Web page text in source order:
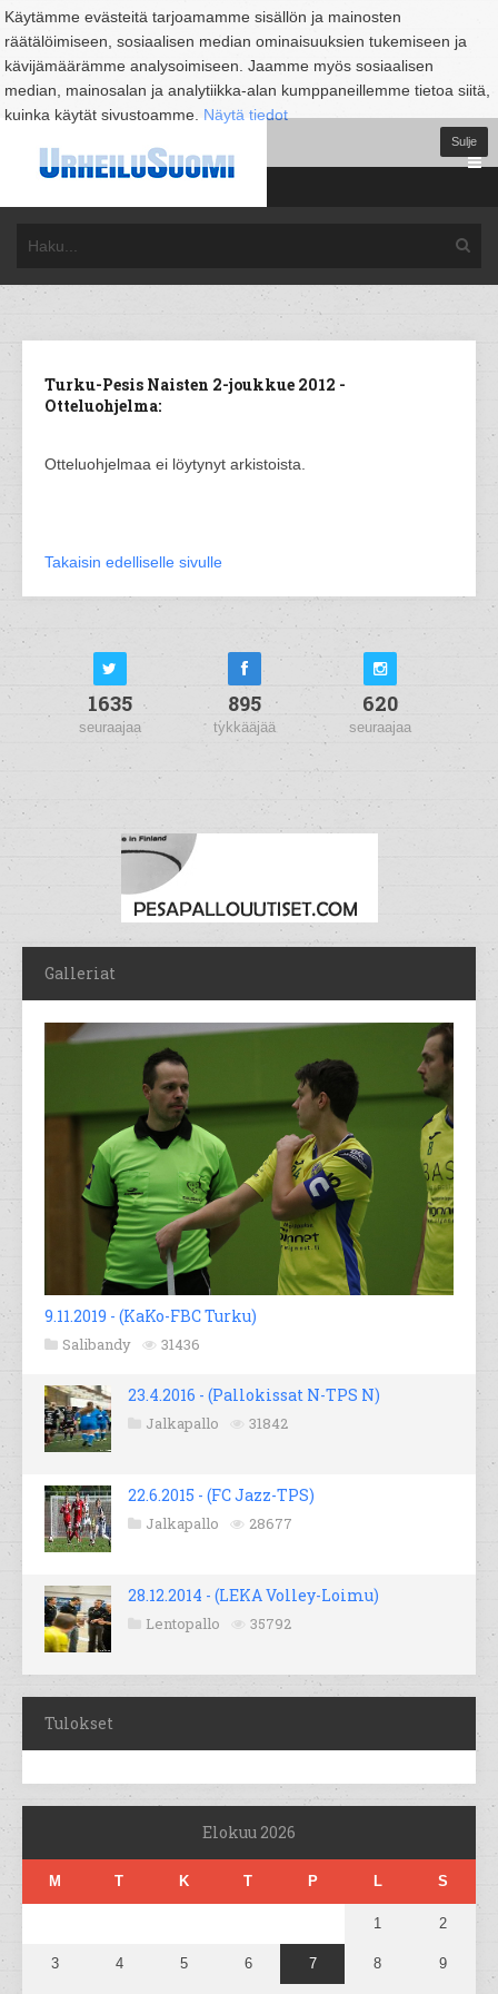
Käytämme evästeitä tarjoamamme sisällön ja mainosten
räätälöimiseen, sosiaalisen median ominaisuuksien tukemiseen ja
kävijämäärämme analysoimiseen. Jaamme myös sosiaalisen
median, mainosalan ja analytiikka-alan kumppaneillemme tietoa siitä,
kuinka käytät sivustoamme. Näytä tiedot
Sulje
Turku-Pesis Naisten 2-joukkue 2012 -
Otteluohjelma:
Otteluohjelmaa ei löytynyt arkistoista.
Takaisin edelliselle sivulle
1635
seuraajaa
895
tykkääjää
620
seuraajaa
Galleriat
9.11.2019 - (KaKo-FBC Turku)
Salibandy 31436
23.4.2016 - (Pallokissat N-TPS N)
Jalkapallo 31842
22.6.2015 - (FC Jazz-TPS)
Jalkapallo 28677
28.12.2014 - (LEKA Volley-Loimu)
Lentopallo 35792
Tulokset
Elokuu 2026
M T K T P L S
1 2
3 4 5 6 7 8 9